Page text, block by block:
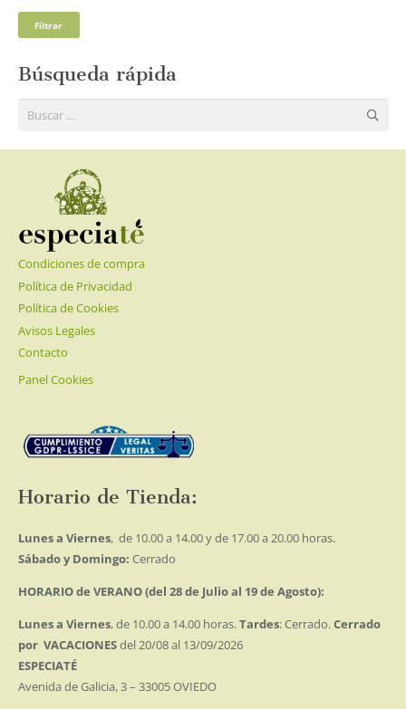
Filtrar
Búsqueda rápida
Buscar:
Condiciones de compra
Política de Privacidad
Política de Cookies
Avisos Legales
Contacto
Panel Cookies
Horario de Tienda:
Lunes a Viernes, de 10.00 a 14.00 y de 17.00 a 20.00 horas.
Sábado y Domingo: Cerrado
HORARIO de VERANO (del 28 de Julio al 19 de Agosto):
Lunes a Viernes, de 10.00 a 14.00 horas.Tardes: Cerrado.Cerrado
por VACACIONESdel 20/08 al 13/09/2026
ESPECIATÉ
Avenida de Galicia, 3 – 33005 OVIEDO